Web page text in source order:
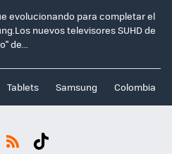
evolucionando para completar el
nuevos televisores SUHD de
de...
Tablets Samsung Colombia